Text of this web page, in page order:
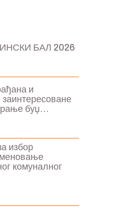
БАЛ 2026
и
заинтересоване
буџ...
избор
комуналног